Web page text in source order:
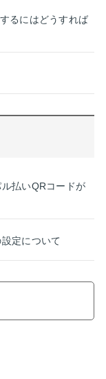
るにはどうすれば
払いQRコードが
定について